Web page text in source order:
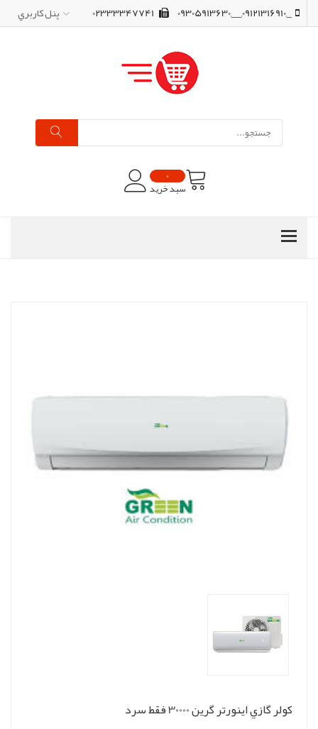
_,09121316910,__,09305913630 پنل کاربري
0
سبد خرید
کولر گازي اينورتر گرين 30000 فقط سرد